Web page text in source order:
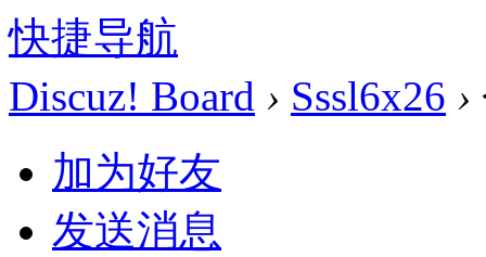
快捷导航
Discuz! Board › Sssl6x26 ›
加为好友
发送消息